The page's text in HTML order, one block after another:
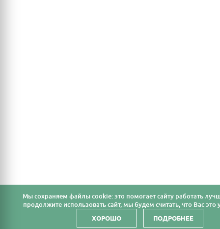
Мы cохраняем файлы cookie: это помогает сайту работать
продолжите использовать сайт, мы будем считать, что Вас это
ХОРОШО ПОДРОБНЕЕ